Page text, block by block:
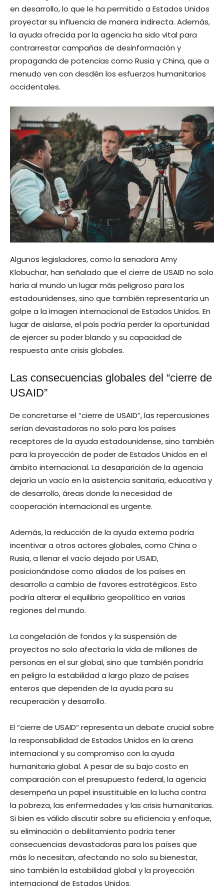
en desarrollo, lo que le ha permitido a Estados Unidos
proyectar su influencia de manera indirecta. Además,
la ayuda ofrecida por la agencia ha sido vital para
contrarrestar campañas de desinformación y
propaganda de potencias como Rusia y China, que a
menudo ven con desdén los esfuerzos humanitarios
occidentales.
Algunos legisladores, como la senadora Amy
Klobuchar, han señalado que el cierre de USAID no solo
haría al mundo un lugar más peligroso para los
estadounidenses, sino que también representaría un
golpe a la imagen internacional de Estados Unidos. En
lugar de aislarse, el país podría perder la oportunidad
de ejercer su poder blando y su capacidad de
respuesta ante crisis globales.
Las consecuencias globales del “cierre de
USAID”
De concretarse el “cierre de USAID”, las repercusiones
serían devastadoras no solo para los países
receptores de la ayuda estadounidense, sino también
para la proyección de poder de Estados Unidos en el
ámbito internacional. La desaparición de la agencia
dejaría un vacío en la asistencia sanitaria, educativa y
de desarrollo, áreas donde la necesidad de
cooperación internacional es urgente.
Además, la reducción de la ayuda externa podría
incentivar a otros actores globales, como China o
Rusia, a llenar el vacío dejado por USAID,
posicionándose como aliados de los países en
desarrollo a cambio de favores estratégicos. Esto
podría alterar el equilibrio geopolítico en varias
regiones del mundo.
La congelación de fondos y la suspensión de
proyectos no solo afectaría la vida de millones de
personas en el sur global, sino que también pondría
en peligro la estabilidad a largo plazo de países
enteros que dependen de la ayuda para su
recuperación y desarrollo.
El “cierre de USAID” representa un debate crucial sobre
la responsabilidad de Estados Unidos en la arena
internacional y su compromiso con la ayuda
humanitaria global. A pesar de su bajo costo en
comparación con el presupuesto federal, la agencia
desempeña un papel insustituible en la lucha contra
la pobreza, las enfermedades y las crisis humanitarias.
Si bien es válido discutir sobre su eficiencia y enfoque,
su eliminación o debilitamiento podría tener
consecuencias devastadoras para los países que
más lo necesitan, afectando no solo su bienestar,
sino también la estabilidad global y la proyección
internacional de Estados Unidos.